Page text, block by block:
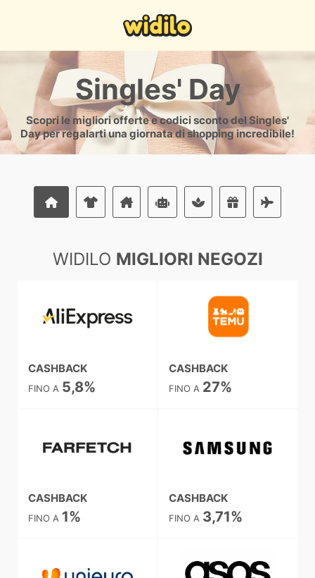
Singles' Day
Scopri le migliori offerte e codici sconto del Singles'
Day per regalarti una giornata di shopping incredibile!
WIDILO MIGLIORI NEGOZI
CASHBACK
FINO A 5,8%
CASHBACK
FINO A 27%
CASHBACK
FINO A 1%
CASHBACK
FINO A 3,71%